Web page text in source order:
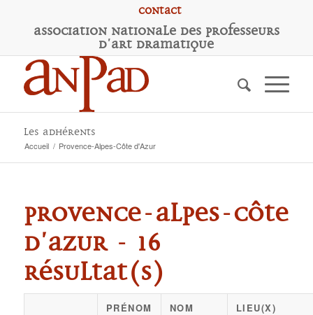
Contact
Association Nationale des Professeurs
d'Art Dramatique
Les adhérents
Accueil / Provence-Alpes-Côte d'Azur
Provence-Alpes-Côte
d'Azur - 16
résultat(s)
PRÉNOM NOM
LIEU(X)